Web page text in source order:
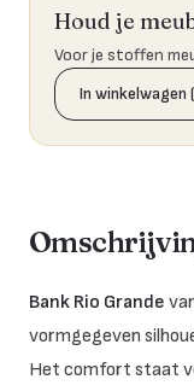
Houd je
Voor je stoffen
In winkelwagen
Bank Rio Grande
vormgegeven
Het comfort staat